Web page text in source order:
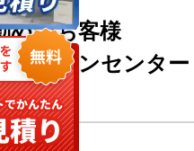
めのお客様
エアコンセンター